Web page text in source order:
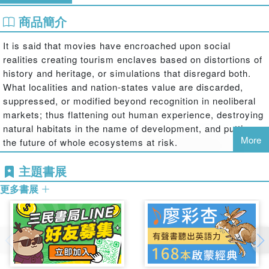
商品簡介
It is said that movies have encroached upon social
realities creating tourism enclaves based on distortions of
history and heritage, or simulations that disregard both.
What localities and nation-states value are discarded,
suppressed, or modified beyond recognition in neoliberal
markets; thus flattening out human experience, destroying
natural habitats in the name of development, and putting
the future of whole ecosystems at risk.
Tourist Mobilities and the Plight of Development
how, en route to any beneficial or eco-destructive
development, film tourist industries co-produce
atmospheres of place and culture with tourists/film fans,
local activists, and nation-states. Drawing on international
examples of cinematically-induced tourism and
tourismophobic activism, Tzanelli demonstrates how the
More
主題書展
更多書展